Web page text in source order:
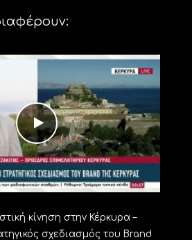
κίνηση στην Κέρκυρα –
σχεδιασμός του Brand